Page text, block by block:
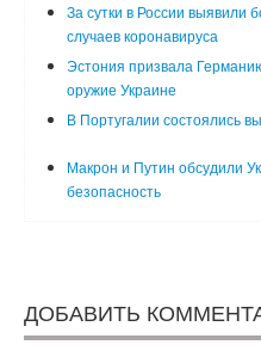
За сутки в России выявили
случаев коронавируса
Эстония призвала
оружие Украине
В Португалии состоялись
Макрон и Путин обсудили
безопасность
ДОБАВИТЬ